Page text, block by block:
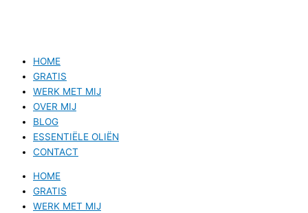
HOME
GRATIS
WERK MET MIJ
OVER MIJ
BLOG
ESSENTIËLE OLIËN
CONTACT
HOME
GRATIS
WERK MET MIJ